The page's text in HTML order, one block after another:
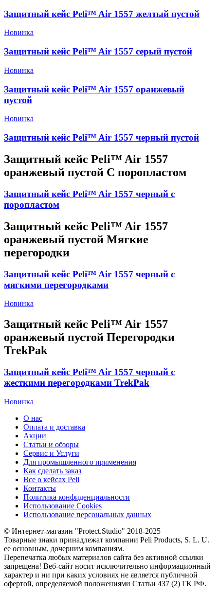
Защитный кейс Peli™ Air 1557 желтый пустой
Новинка
Защитный кейс Peli™ Air 1557 серый пустой
Новинка
Защитный кейс Peli™ Air 1557 оранжевый
пустой
Новинка
Защитный кейс Peli™ Air 1557 черный пустой
Защитный кейс Peli™ Air 1557
оранжевый пустой С поропластом
Защитный кейс Peli™ Air 1557 черный с
поропластом
Защитный кейс Peli™ Air 1557
оранжевый пустой Мягкие
перегородки
Защитный кейс Peli™ Air 1557 черный с
мягкими перегородками
Новинка
Защитный кейс Peli™ Air 1557
оранжевый пустой Перегородки
TrekPak
Защитный кейс Peli™ Air 1557 черный с
жесткими перегородками TrekPak
Новинка
О нас
Оплата и доставка
Акции
Статьи и обзоры
Сервис и Услуги
Для промышленного применения
Как сделать заказ
Все о кейсах Peli
Контакты
Политика конфиденциальности
Использование Cookies
Использование персональных данных
© Интернет-магазин "Protect.Studio" 2018-2025
Товарные знаки принадлежат компании Peli Products, S. L. U.
ее основным, дочерним компаниям.
Перепечатка любых материалов сайта без активной ссылки
запрещена! Веб-сайт носит исключительно информационный
характер и ни при каких условиях не является публичной
офертой, определяемой положениями Статьи 437 (2) ГК РФ.